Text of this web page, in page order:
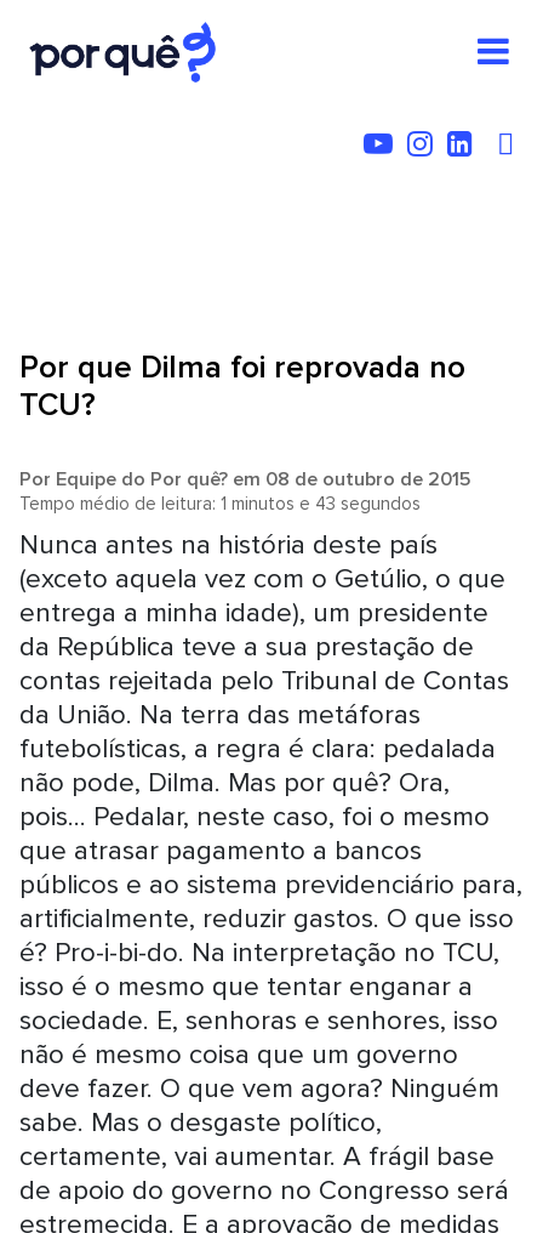
Por que Dilma foi reprovada no
TCU?
Por Equipe do Por quê? em 08 de outubro de 2015
Tempo médio de leitura: 1 minutos e 43 segundos
Nunca antes na história deste país
(exceto aquela vez com o Getúlio, o que
entrega a minha idade), um presidente
da República teve a sua prestação de
contas rejeitada pelo Tribunal de Contas
da União. Na terra das metáforas
futebolísticas, a regra é clara: pedalada
não pode, Dilma. Mas por quê? Ora,
pois... Pedalar, neste caso, foi o mesmo
que atrasar pagamento a bancos
públicos e ao sistema previdenciário para,
artificialmente, reduzir gastos. O que isso
é? Pro-i-bi-do. Na interpretação no TCU,
isso é o mesmo que tentar enganar a
sociedade. E, senhoras e senhores, isso
não é mesmo coisa que um governo
deve fazer. O que vem agora? Ninguém
sabe. Mas o desgaste político,
certamente, vai aumentar. A frágil base
de apoio do governo no Congresso será
estremecida. E a aprovação de medidas